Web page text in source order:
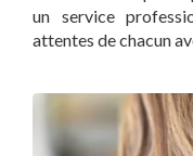
un service
attentes de chacun